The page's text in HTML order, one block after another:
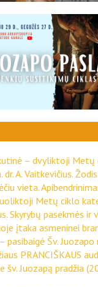
– dvyliktoji Metų
A. Vaitkevičius.
vieta.
Metų ciklo
Skyrybų pasekmės ir
įtaka asmeninei
pasibaigė Šv.
PRANCIŠKAUS
šv. Juozapą pradžia